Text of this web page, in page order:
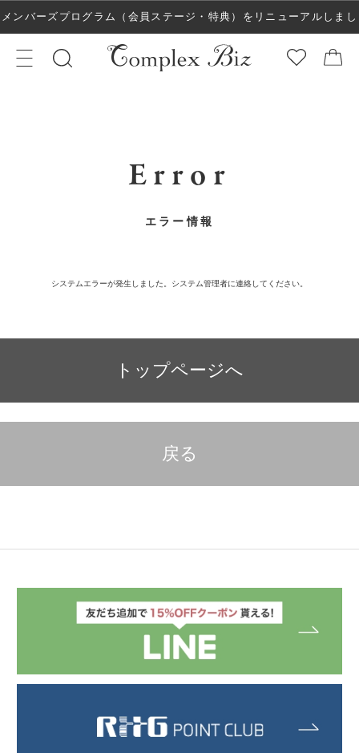
メンバーズプログラム（会員ステージ・特典）をリニューアルしまし
た！
Error
エラー情報
システムエラーが発生しました。システム管理者に連絡してください。
戻る
トップページへ